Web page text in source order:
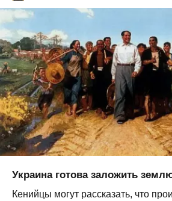
Украина готова заложить
Кенийцы могут рассказать, что